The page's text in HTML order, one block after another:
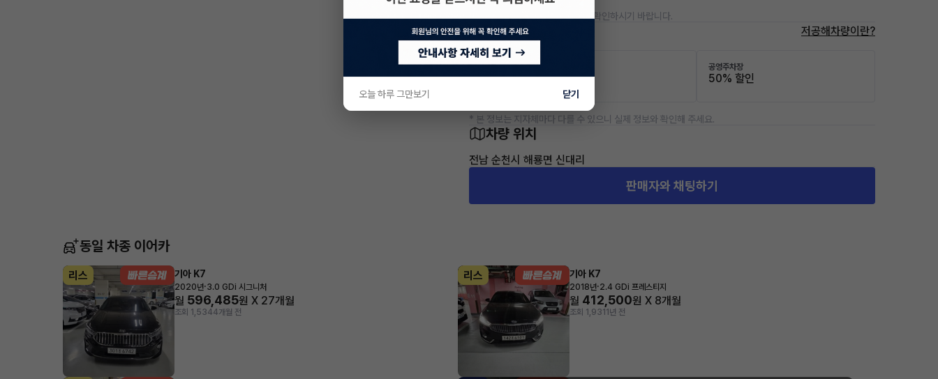
* 정확한 정보는 판매자와 반드시 확인하시기 바랍니다.
저공해차량 정보 저공해차량이란?
공항주차장
20% 할인
공영주차장
50% 할인
* 본 정보는 지자체마다 다를 수 있으니 실제 정보와 확인해 주세요.
차량 위치
전남 순천시 해룡면 신대리
판매자와 채팅하기
동일 차종 이어카
리스 기아 K7
2020년·3.0 GDi 시그니처
월 596,485원 X 27개월
조회 1,5344개월 전
리스 기아 K7
2018년·2.4 GDi 프레스티지
월 412,500원 X 8개월
조회 1,931 1년 전
오늘 하루 그만보기 닫기